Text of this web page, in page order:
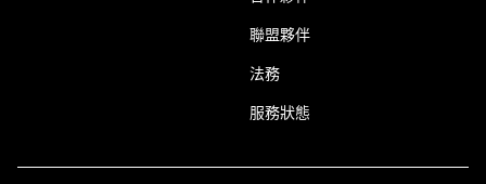
聯盟夥伴
法務
服務狀態